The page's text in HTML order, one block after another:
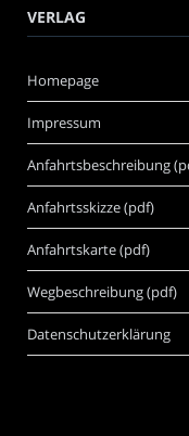
VERLAG
Homepage
Impressum
Anfahrtsbeschreibung
Anfahrtsskizze (pdf)
Anfahrtskarte (pdf)
Wegbeschreibung (pdf)
Datenschutzerklärung